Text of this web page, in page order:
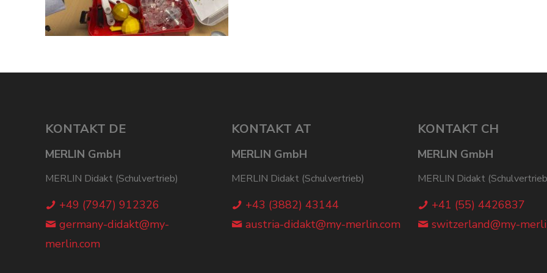
KONTAKT DE
MERLIN GmbH
MERLIN Didakt (Schulvertrieb)
+49 (7947) 912326
germany-didakt@my-
merlin.com
KONTAKT AT
MERLIN GmbH
MERLIN Didakt (Schulvertrieb)
+43 (3882) 43144
austria-didakt@my-merlin.com
KONTAKT CH
MERLIN GmbH
MERLIN Didakt
+41 (55) 4426837
switzerland@my-